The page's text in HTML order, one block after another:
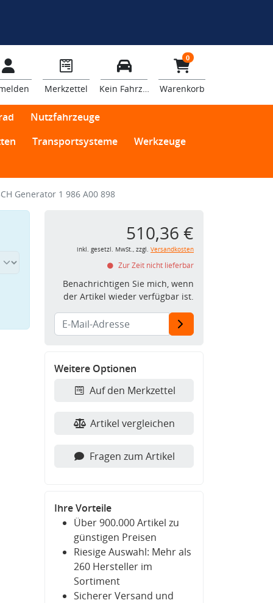
Merkzettel Kein Fahrzeug
0
Warenkorb
Nutzfahrzeuge
Transportsysteme
Werkzeuge
Generator 1 986 A00 898
510,36 €
inkl. gesetzl. MwSt., zzgl. Versandkosten
Zur Zeit nicht lieferbar
Benachrichtigen Sie mich, wenn
der Artikel wieder verfügbar ist.
Weitere Optionen
Auf den Merkzettel
Artikel vergleichen
Fragen zum Artikel
Ihre Vorteile
Über 900.000 Artikel zu
günstigen Preisen
Riesige Auswahl: Mehr als
260 Hersteller im
Sortiment
Sicherer Versand und